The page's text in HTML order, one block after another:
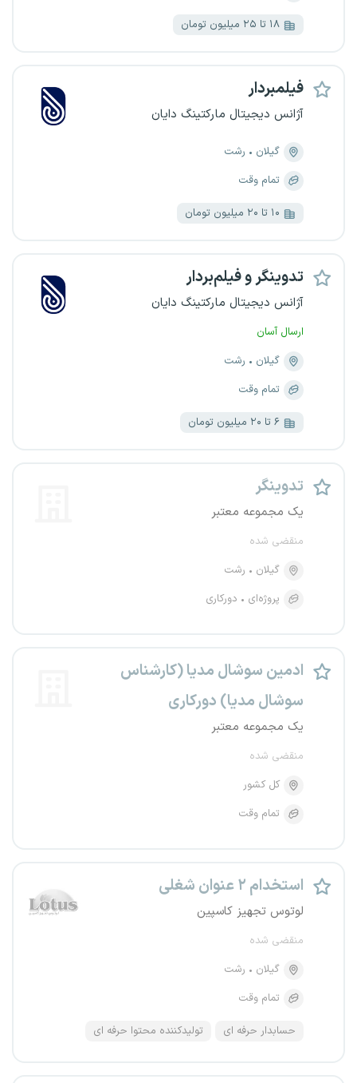
۱۸ تا ۲۵ میلیون تومان
فیلمبردار
آژانس دیجیتال مارکتینگ دایان
گیلان
رشت
تمام وقت
۱۰ تا ۲۰ میلیون تومان
تدوینگر و فیلم‌بردار
آژانس دیجیتال مارکتینگ دایان
ارسال آسان
گیلان
رشت
تمام وقت
۶ تا ۲۰ میلیون تومان
تدوینگر
یک مجموعه معتبر
منقضی شده
گیلان
رشت
پروژه‌ای
دورکاری
ادمین سوشال مدیا (کارشناس
سوشال مدیا) دورکاری
یک مجموعه معتبر
منقضی شده
کل کشور
تمام وقت
استخدام ۲ عنوان شغلی
لوتوس تجهیز کاسپین
منقضی شده
گیلان
رشت
تمام وقت
حسابدار حرفه ای تولیدکننده محتوا حرفه ای